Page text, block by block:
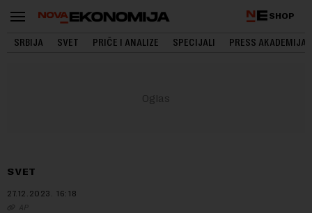
SHOP
SRBIJA SVET PRIČE I ANALIZE SPECIJALI PRESS AKADEMIJA
SVET
27.12.2023. 16:18
AP